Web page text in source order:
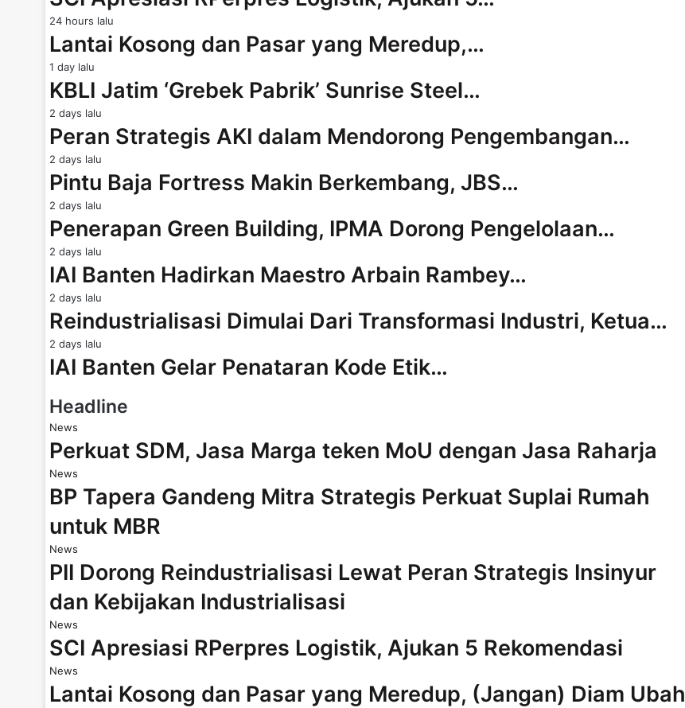
24 hours lalu
Lantai Kosong dan Pasar yang Meredup,…
1 day lalu
KBLI Jatim ‘Grebek Pabrik’ Sunrise Steel…
2 days lalu
Peran Strategis AKI dalam Mendorong Pengembangan…
2 days lalu
Pintu Baja Fortress Makin Berkembang, JBS…
2 days lalu
Penerapan Green Building, IPMA Dorong Pengelolaan…
2 days lalu
IAI Banten Hadirkan Maestro Arbain Rambey…
2 days lalu
Reindustrialisasi Dimulai Dari Transformasi Industri, Ketua…
2 days lalu
IAI Banten Gelar Penataran Kode Etik…
Headline
News
Perkuat SDM, Jasa Marga teken MoU dengan Jasa Raharja
News
BP Tapera Gandeng Mitra Strategis Perkuat Suplai Rumah
untuk MBR
News
PII Dorong Reindustrialisasi Lewat Peran Strategis Insinyur
dan Kebijakan Industrialisasi
News
SCI Apresiasi RPerpres Logistik, Ajukan 5 Rekomendasi
News
Lantai Kosong dan Pasar yang Meredup, (Jangan) Diam Ubah